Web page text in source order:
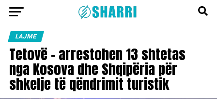
LAJME
Tetovë – arrestohen 13 shtetas
nga Kosova dhe Shqipëria për
shkelje të qëndrimit turistik